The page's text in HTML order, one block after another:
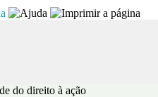
do direito à ação